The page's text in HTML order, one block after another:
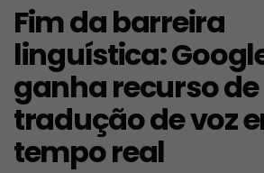
Fim da barreira
linguística:
ganha recurso de
tradução de voz
tempo real